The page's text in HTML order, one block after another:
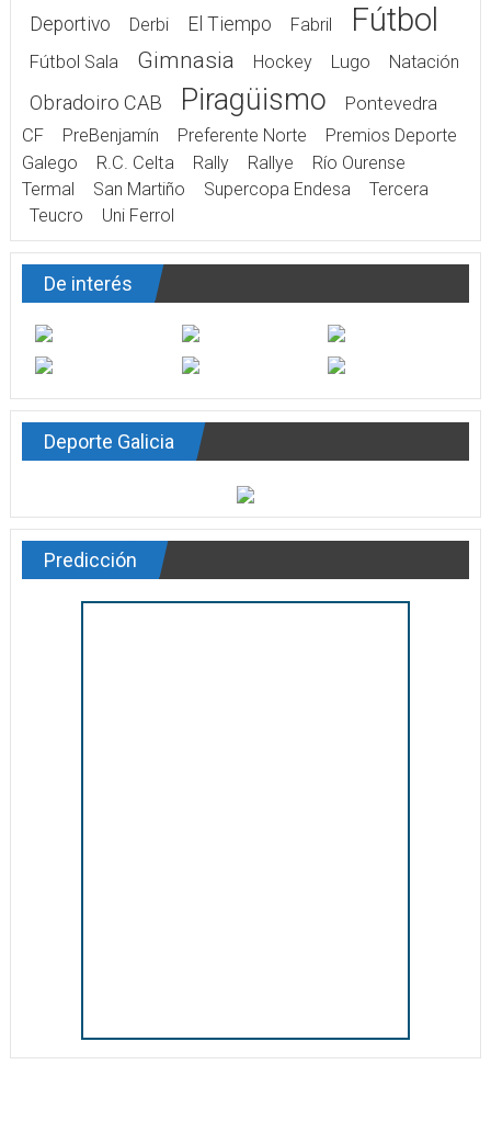
Deportivo Derbi El Tiempo Fabril Fútbol
Fútbol Sala Gimnasia Hockey Lugo Natación
Obradoiro CAB Piragüismo
Pontevedra
CF
PreBenjamín Preferente Norte
Premios Deporte
Galego
R.C. Celta Rally Rallye
Río Ourense
Termal
San Martiño Supercopa Endesa
Tercera
Teucro
Uni Ferrol
De interés
Deporte Galicia
Predicción